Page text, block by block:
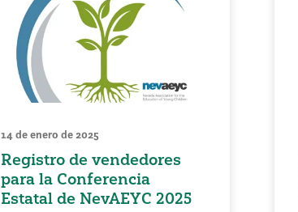
14 de enero de 2025
Registro de vendedores
para la Conferencia
Estatal de NevAEYC 2025